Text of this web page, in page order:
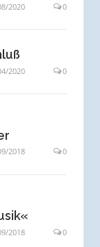
2020 0
2020 0
2018 0
2018 0